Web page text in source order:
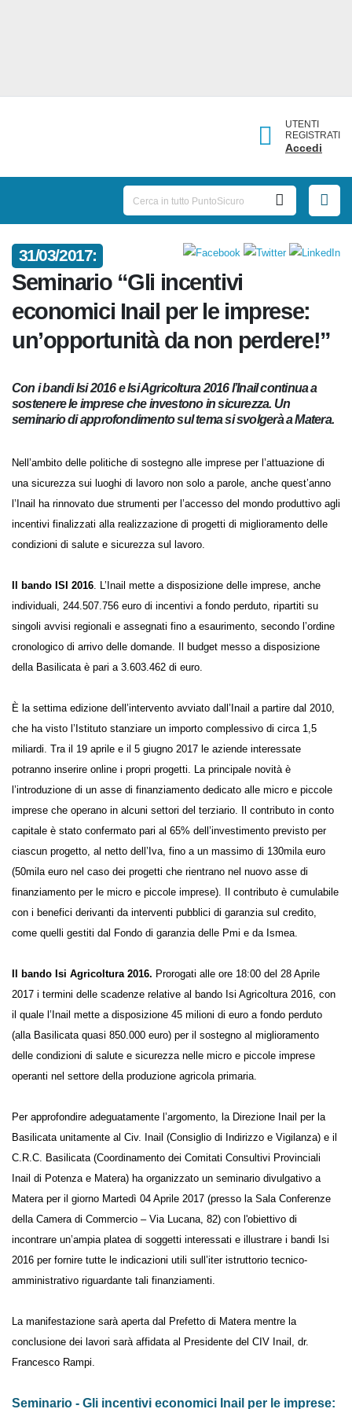
UTENTI
REGISTRATI
Accedi
31/03/2017:
Seminario “Gli incentivi
economici Inail per le imprese:
un’opportunità da non
perdere!”
Con i bandi Isi 2016 e Isi Agricoltura 2016 l’Inail continua a
Matera.
Nell’ambito delle politiche di sostegno alle imprese per l’attuazione di
una sicurezza sui luoghi di lavoro non solo a parole, anche quest’anno
delle condizioni di salute e sicurezza sul lavoro.
Il bando ISI 2016
. L’Inail mette a disposizione delle imprese, anche
individuali, 244.507.756 euro di incentivi a fondo perduto, ripartiti su
singoli avvisi regionali e assegnati fino a esaurimento, secondo l’ordine
È la settima edizione dell’intervento avviato dall’Inail a partire dal 2010,
che ha visto l’Istituto stanziare un importo complessivo di circa 1,5
potranno inserire online i propri progetti. La principale novità è
l’introduzione di un asse di finanziamento dedicato alle micro e piccole
imprese che operano in alcuni settori del terziario. Il contributo in
conto capitale è stato confermato pari al 65% dell’investimento
previsto per ciascun progetto, al netto dell’Iva, fino a un massimo di
130mila euro (50mila euro nel caso dei progetti che rientrano nel
nuovo asse di finanziamento per le micro e piccole imprese). Il
di garanzia sul credito, come quelli gestiti dal Fondo di garanzia delle
Il bando Isi Agricoltura 2016.
Prorogati alle ore 18:00 del 28 Aprile
2017 i termini delle scadenze relative al bando Isi Agricoltura 2016, con
il quale l’Inail mette a disposizione 45 milioni di euro a fondo perduto
delle condizioni di salute e sicurezza nelle micro e piccole imprese
operanti nel settore della produzione agricola primaria.
Per approfondire adeguatamente l’argomento, la Direzione Inail per la
Basilicata unitamente al Civ. Inail (Consiglio di Indirizzo e Vigilanza) e il
C.R.C. Basilicata (Coordinamento dei Comitati Consultivi Provinciali
Inail di Potenza e Matera) ha organizzato un seminario divulgativo a
Matera per il giorno Martedì 04 Aprile 2017 (presso la Sala Conferenze
della Camera di Commercio – Via Lucana, 82) con l'obiettivo di
2016 per fornire tutte le indicazioni utili sull’iter istruttorio tecnico-